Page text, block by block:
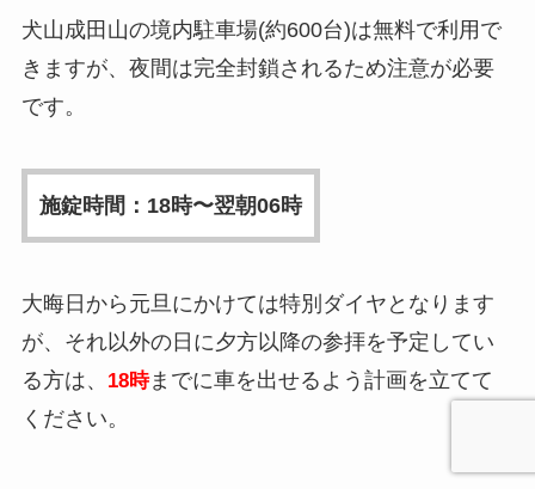
犬山成田山の境内駐車場(約600台)は無料で利用で
きますが、夜間は完全封鎖されるため注意が必要
です。
施錠時間：18時〜翌朝06時
大晦日から元旦にかけては特別ダイヤとなります
が、それ以外の日に夕方以降の参拝を予定してい
る方は、 18時までに車を出せるよう計画を立てて
ください。